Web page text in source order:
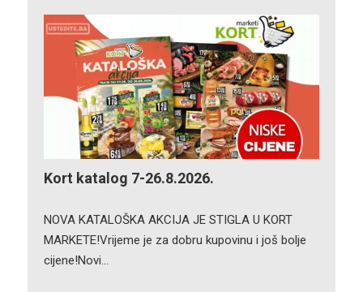
Kort katalog 7-26.8.2026.
NOVA KATALOŠKA AKCIJA JE STIGLA U KORT
MARKETE!Vrijeme je za dobru kupovinu i još bolje
cijene!Novi…